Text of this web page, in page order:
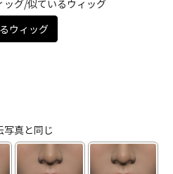
ッグ/似ているウィッグ
ウィッグ
写真と同じ